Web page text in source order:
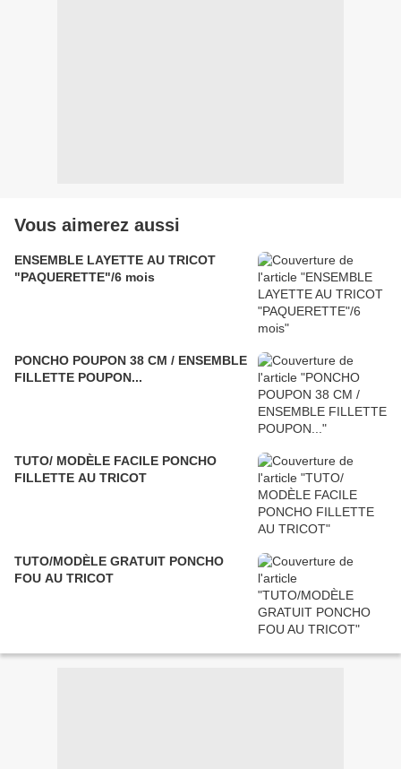
Vous aimerez aussi
ENSEMBLE LAYETTE AU TRICOT
"PAQUERETTE"/6 mois
PONCHO POUPON 38 CM / ENSEMBLE
FILLETTE POUPON...
TUTO/ MODÈLE FACILE PONCHO
FILLETTE AU TRICOT
TUTO/MODÈLE GRATUIT PONCHO
FOU AU TRICOT